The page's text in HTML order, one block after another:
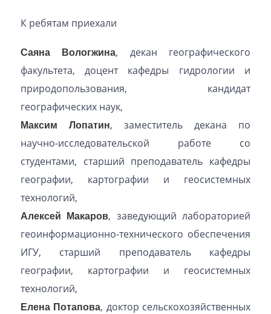
К ребятам приехали
Саяна Вологжина, декан географического
факультета, доцент кафедры гидрологии и
природопользования, кандидат
географических наук,
Максим Лопатин, заместитель декана по
научно-исследовательской работе со
студентами, старший преподаватель кафедры
географии, картографии и геосистемных
технологий,
Алексей Макаров, заведующий лабораторией
геоинформационно-технического обеспечения
ИГУ, старший преподаватель кафедры
географии, картографии и геосистемных
технологий,
Елена Потапова, доктор сельскохозяйственных